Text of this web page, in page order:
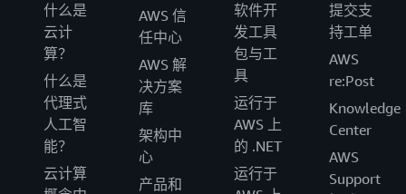
什么是
云计
算？
什么是
代理式
人工智
能？
云计算
AWS 信
任中心
AWS 解
决方案
库
架构中
心
产品和
软件开
发工具
包与工
具
运行于
AWS 上
的 .NET
运行于
提交支
持工单
AWS
re:Post
Knowledge
Center
AWS
Support